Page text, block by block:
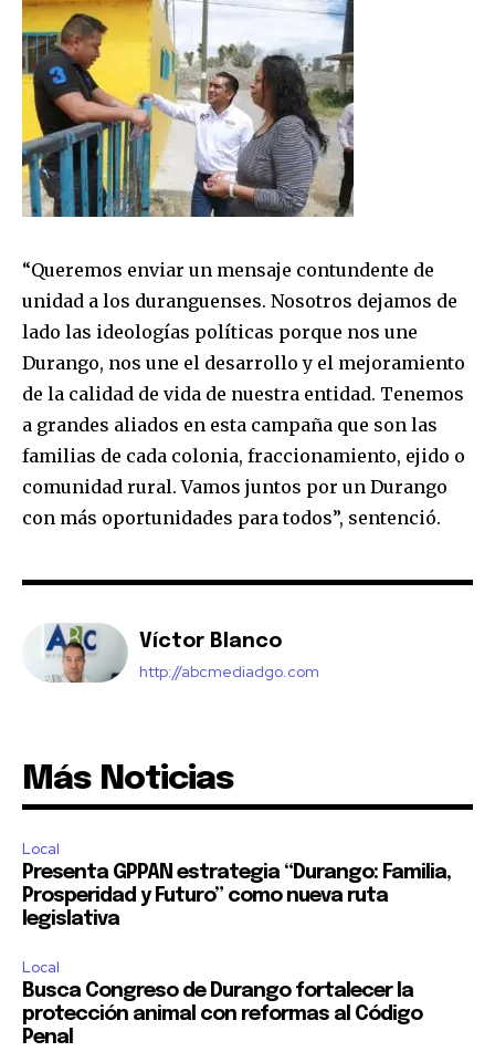
“Queremos enviar un mensaje contundente de
unidad a los duranguenses. Nosotros dejamos de
lado las ideologías políticas porque nos une
Durango, nos une el desarrollo y el mejoramiento
de la calidad de vida de nuestra entidad. Tenemos
a grandes aliados en esta campaña que son las
familias de cada colonia, fraccionamiento, ejido o
comunidad rural. Vamos juntos por un Durango
con más oportunidades para todos”, sentenció.
Víctor Blanco
http://abcmediadgo.com
Más Noticias
Local
Presenta GPPAN estrategia “Durango: Familia,
Prosperidad y Futuro” como nueva ruta
legislativa
Local
Busca Congreso de Durango fortalecer la
protección animal con reformas al Código
Penal